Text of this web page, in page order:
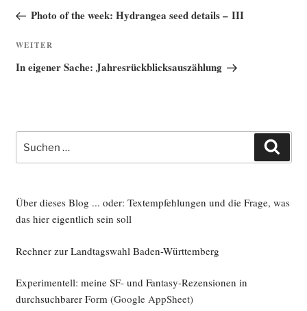
Beitrag
Photo of the week: Hydrangea seed details – III
Nächster
Beitrag
WEITER
In eigener Sache: Jahresrückblicksauszählung
nach:
Über dieses Blog ... oder: Textempfehlungen und die Frage, was
das hier eigentlich sein soll
Rechner zur Landtagswahl Baden-Württemberg
Experimentell: meine SF- und Fantasy-Rezensionen in
durchsuchbarer Form(Google AppSheet)